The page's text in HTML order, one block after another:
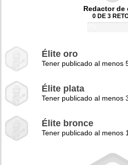
Redactor de
0 DE 3
Élite oro
Tener publicado al menos
Élite plata
Tener publicado al menos
Élite bronce
Tener publicado al menos